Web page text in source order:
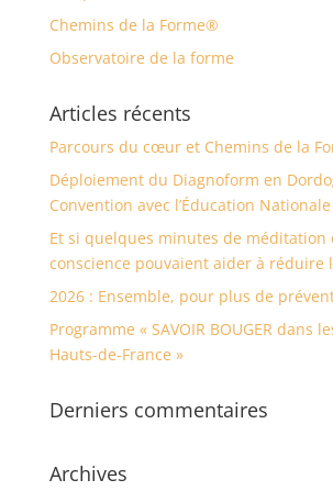
Chemins de la Forme®
Observatoire de la forme
Articles récents
Parcours du cœur et Chemins de la
Déploiement du Diagnoform en
Convention avec l’Éducation Nationale
Et si quelques minutes de méditation
conscience pouvaient aider à réduire
2026 : Ensemble, pour plus de
Programme « SAVOIR BOUGER dans
Hauts-de-France »
Derniers commentaires
Archives